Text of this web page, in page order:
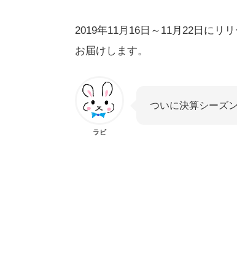
2019年11月16日～11月22日にリ
お届けします。
ラビ
ついに決算シーズ